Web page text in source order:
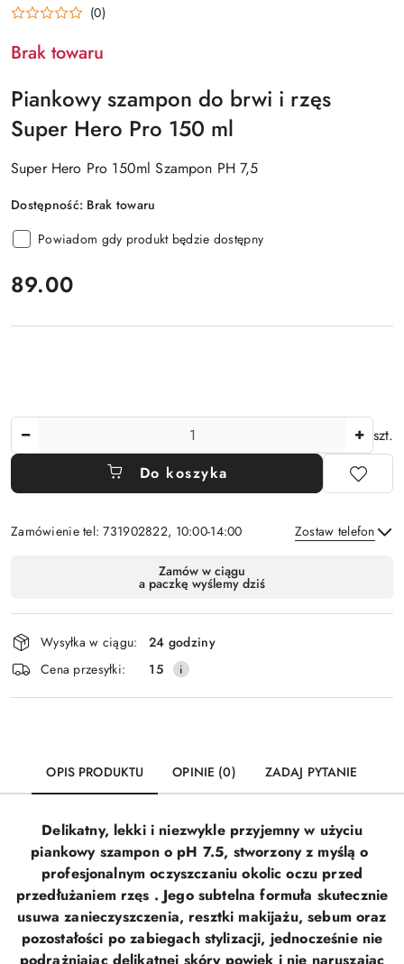
(0)
Brak towaru
Piankowy szampon do brwi i rzęs
Super Hero Pro 150 ml
Super Hero Pro 150ml Szampon PH 7,5
Dostępność: Brak towaru
Powiadom gdy produkt będzie dostępny
cena:
89.00
szt.
Do koszyka
Zamówienie tel: 731902822, 10:00-14:00 Zostaw telefon
Wyślij
dostawa
Zamów w ciągu
a paczkę wyślemy dziś
Wysyłka w ciągu:
24 godziny
Cena przesyłki:
15
OPIS PRODUKTU OPINIE (0) ZADAJ PYTANIE
Delikatny, lekki i niezwykle przyjemny w użyciu
piankowy szampon o pH 7.5, stworzony z myślą o
profesjonalnym oczyszczaniu okolic oczu przed
przedłużaniem rzęs . Jego subtelna formuła skutecznie
usuwa zanieczyszczenia, resztki makijażu, sebum oraz
pozostałości po zabiegach stylizacji, jednocześnie nie